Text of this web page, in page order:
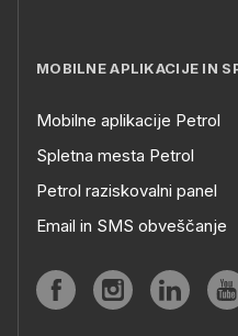
MOBILNE APLIKACIJE IN
Mobilne aplikacije Petrol
Spletna mesta Petrol
Petrol raziskovalni panel
Email in SMS obveščanje